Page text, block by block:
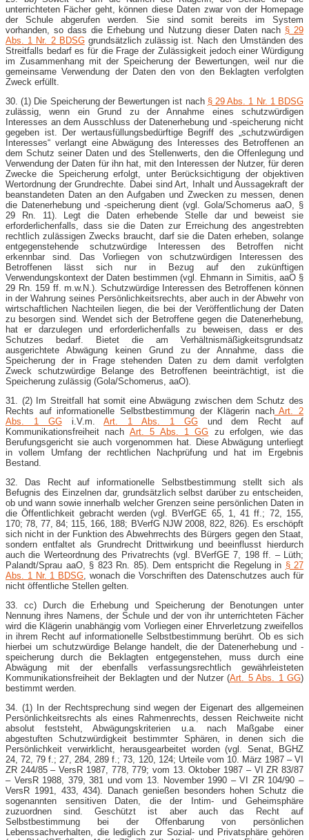
unterrichteten Fächer geht, können diese Daten zwar von der Homepage
der Schule abgerufen werden. Sie sind somit bereits im System
vorhanden, so dass die Erhebung und Nutzung dieser Daten nach § 29
Abs. 1 Nr. 2 BDSGgrundsätzlich zulässig ist. Nach den Umständen des
Streitfalls bedarf es für die Frage der Zulässigkeit jedoch einer Würdigung
im Zusammenhang mit der Speicherung der Bewertungen, weil nur die
gemeinsame Verwendung der Daten den von den Beklagten verfolgten
Zweck erfüllt.
30. (1) Die Speicherung der Bewertungen ist nach § 29 Abs. 1 Nr. 1 BDSG
zulässig, wenn ein Grund zu der Annahme eines schutzwürdigen
Interesses an dem Ausschluss der Datenerhebung und -speicherung nicht
gegeben ist. Der wertausfüllungsbedürftige Begriff des „schutzwürdigen
Interesses“ verlangt eine Abwägung des Interesses des Betroffenen an
dem Schutz seiner Daten und des Stellenwerts, den die Offenlegung und
Verwendung der Daten für ihn hat, mit den Interessen der Nutzer, für deren
Zwecke die Speicherung erfolgt, unter Berücksichtigung der objektiven
Wertordnung der Grundrechte. Dabei sind Art, Inhalt und Aussagekraft der
beanstandeten Daten an den Aufgaben und Zwecken zu messen, denen
die Datenerhebung und -speicherung dient (vgl. Gola/Schomerus aaO, §
29 Rn. 11). Legt die Daten erhebende Stelle dar und beweist sie
erforderlichenfalls, dass sie die Daten zur Erreichung des angestrebten
rechtlich zulässigen Zwecks braucht, darf sie die Daten erheben, solange
entgegenstehende schutzwürdige Interessen des Betroffen nicht
erkennbar sind. Das Vorliegen von schutzwürdigen Interessen des
Betroffenen lässt sich nur in Bezug auf den zukünftigen
Verwendungskontext der Daten bestimmen (vgl. Ehmann in Simitis, aaO §
29 Rn. 159 ff. m.w.N.). Schutzwürdige Interessen des Betroffenen können
in der Wahrung seines Persönlichkeitsrechts, aber auch in der Abwehr von
wirtschaftlichen Nachteilen liegen, die bei der Veröffentlichung der Daten
zu besorgen sind. Wendet sich der Betroffene gegen die Datenerhebung,
hat er darzulegen und erforderlichenfalls zu beweisen, dass er des
Schutzes bedarf. Bietet die am Verhältnismäßigkeitsgrundsatz
ausgerichtete Abwägung keinen Grund zu der Annahme, dass die
Speicherung der in Frage stehenden Daten zu dem damit verfolgten
Zweck schutzwürdige Belange des Betroffenen beeinträchtigt, ist die
Speicherung zulässig (Gola/Schomerus, aaO).
31. (2) Im Streitfall hat somit eine Abwägung zwischen dem Schutz des
Rechts auf informationelle Selbstbestimmung der Klägerin nachArt. 2
Abs. 1 GGi.V.m.Art. 1 Abs. 1 GGund dem Recht auf
Kommunikationsfreiheit nach Art. 5 Abs. 1 GG zu erfolgen, wie das
Berufungsgericht sie auch vorgenommen hat. Diese Abwägung unterliegt
in vollem Umfang der rechtlichen Nachprüfung und hat im Ergebnis
Bestand.
32. Das Recht auf informationelle Selbstbestimmung stellt sich als
Befugnis des Einzelnen dar, grundsätzlich selbst darüber zu entscheiden,
ob und wann sowie innerhalb welcher Grenzen seine persönlichen Daten in
die Öffentlichkeit gebracht werden (vgl. BVerfGE 65, 1, 41 ff.; 72, 155,
170; 78, 77, 84; 115, 166, 188; BVerfG NJW 2008, 822, 826). Es erschöpft
sich nicht in der Funktion des Abwehrrechts des Bürgers gegen den Staat,
sondern entfaltet als Grundrecht Drittwirkung und beeinflusst hierdurch
auch die Werteordnung des Privatrechts (vgl. BVerfGE 7, 198 ff. – Lüth;
Palandt/Sprau aaO, § 823 Rn. 85). Dem entspricht die Regelung in § 27
Abs. 1 Nr. 1 BDSG , wonach die Vorschriften des Datenschutzes auch für
nicht öffentliche Stellen gelten.
33. cc) Durch die Erhebung und Speicherung der Benotungen unter
Nennung ihres Namens, der Schule und der von ihr unterrichteten Fächer
wird die Klägerin unabhängig vom Vorliegen einer Ehrverletzung zweifellos
in ihrem Recht auf informationelle Selbstbestimmung berührt. Ob es sich
hierbei um schutzwürdige Belange handelt, die der Datenerhebung und -
speicherung durch die Beklagten entgegenstehen, muss durch eine
Abwägung mit der ebenfalls verfassungsrechtlich gewährleisteten
Kommunikationsfreiheit der Beklagten und der Nutzer (Art. 5 Abs. 1 GG)
bestimmt werden.
34. (1) In der Rechtsprechung sind wegen der Eigenart des allgemeinen
Persönlichkeitsrechts als eines Rahmenrechts, dessen Reichweite nicht
absolut feststeht, Abwägungskriterien u.a. nach Maßgabe einer
abgestuften Schutzwürdigkeit bestimmter Sphären, in denen sich die
Persönlichkeit verwirklicht, herausgearbeitet worden (vgl. Senat, BGHZ
24, 72, 79 f.; 27, 284, 289 f.; 73, 120, 124; Urteile vom 10. März 1987 – VI
ZR 244/85 – VersR 1987, 778, 779; vom 13. Oktober 1987 – VI ZR 83/87
– VersR 1988, 379, 381 und vom 13. November 1990 – VI ZR 104/90 –
VersR 1991, 433, 434). Danach genießen besonders hohen Schutz die
sogenannten sensitiven Daten, die der Intim- und Geheimsphäre
zuzuordnen sind. Geschützt ist aber auch das Recht auf
Selbstbestimmung bei der Offenbarung von persönlichen
Lebenssachverhalten, die lediglich zur Sozial- und Privatsphäre gehören